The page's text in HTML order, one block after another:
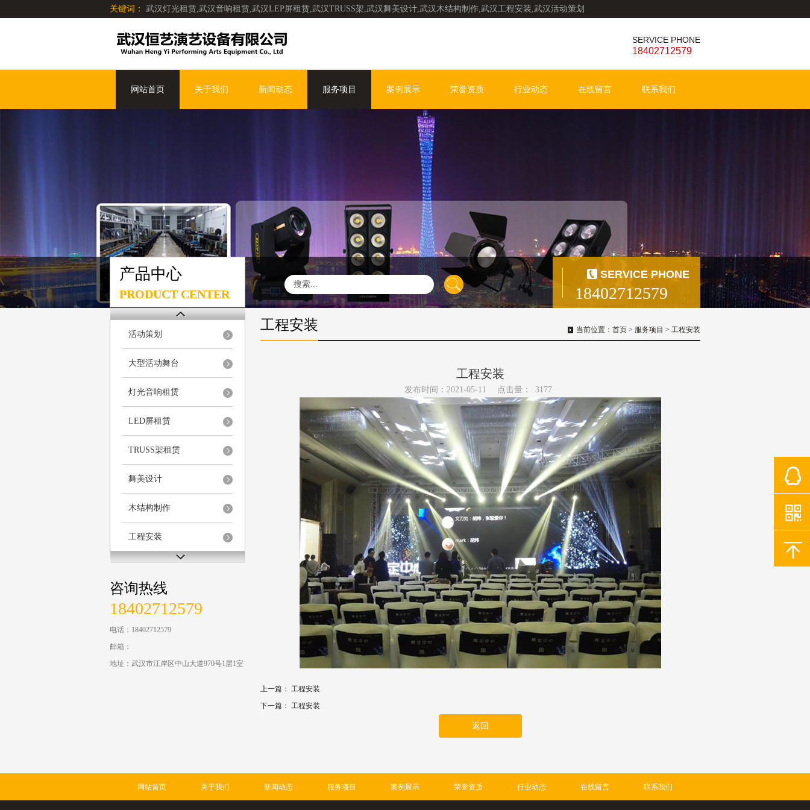
关键词： 武汉灯光租赁,武汉音响租赁,武汉LEP屏租赁,武汉TRUSS架,武汉舞美设计,武汉木结构制作,武汉工程安装,武汉活动策划
SERVICE PHONE
18402712579
网站首页 关于我们 新闻动态 服务项目 案例展示 荣誉资质 行业动态 在线留言 联系我们
产品中心
PRODUCT CENTER
SERVICE PHONE
18402712579
活动策划
大型活动舞台
灯光音响租赁
LED屏租赁
TRUSS架租赁
舞美设计
木结构制作
工程安装
咨询热线
18402712579
电话：18402712579
邮箱：
地址：武汉市江岸区中山大道970号1层1室
工程安装 当前位置： 首页 > 服务项目 > 工程安装
工程安装
发布时间：2021-05-11 点击量： 3177
上一篇： 工程安装
下一篇： 工程安装
返回
网站首页 关于我们 新闻动态 服务项目 案例展示 荣誉资质 行业动态 在线留言 联系我们